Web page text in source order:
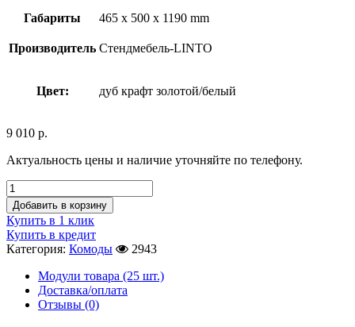
Габариты 465 x 500 x 1190 mm
Производитель Стендмебель-LINTO
Цвет: дуб крафт золотой/белый
9 010 р.
Актуальность цены и наличие уточняйте по телефону.
Добавить в корзину
Купить в 1 клик
Купить в кредит
Категория: Комоды
2943
Модули товара (25 шт.)
Доставка/оплата
Отзывы (0)